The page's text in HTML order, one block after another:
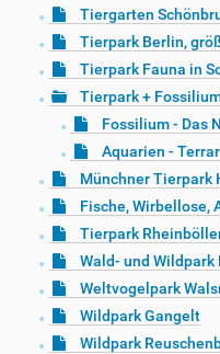
Tiergarten
Tierpark Berlin,
Tierpark Fauna in
Tierpark +
Fossilium - Das
Aquarien -
Münchner Tierpark
Fische, Wirbellose,
Tierpark
Wald- und Wildpark
Weltvogelpark
Wildpark Gangelt
Wildpark